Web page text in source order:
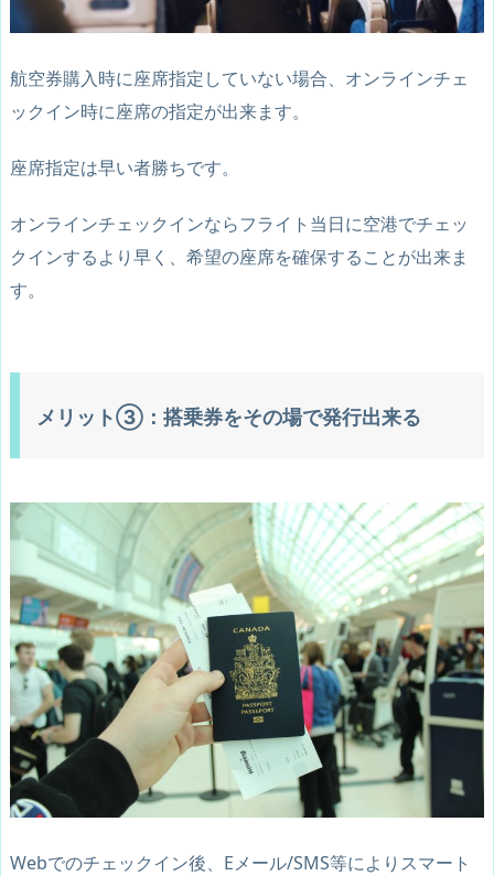
航空券購入時に座席指定していない場合、オンラインチェ
ックイン時に座席の指定が出来ます。
座席指定は早い者勝ちです。
オンラインチェックインならフライト当日に空港でチェッ
クインするより早く、希望の座席を確保することが出来ま
す。
メリット③：搭乗券をその場で発行出来る
Webでのチェックイン後、Eメール/SMS等によりスマート